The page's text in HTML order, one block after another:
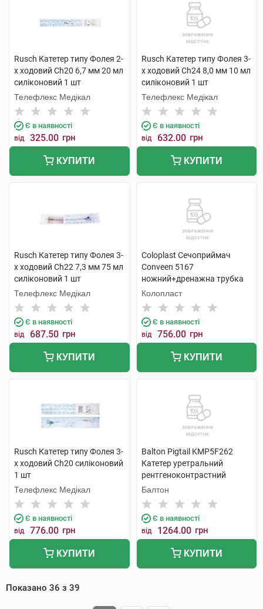
Rusch Катетер типу Фолея 2-
х ходовий Ch20 6,7 мм 20 мл
силіконовий 1 шт
Телефлекс Медікал
Є в наявності
від 325.00 грн
КУПИТИ
Rusch Катетер типу Фолея 3-
х ходовий Ch24 8,0 мм 10 мл
силіконовий 1 шт
Телефлекс Медікал
Є в наявності
від 632.00 грн
КУПИТИ
Rusch Катетер типу Фолея 3-
х ходовий Ch22 7,3 мм 75 мл
силіконовий 1 шт
Телефлекс Медікал
Є в наявності
від 687.50 грн
КУПИТИ
Coloplast Сечоприймач
Conveen 5167
ножний+дренажна трубка
50 см, 750 мл 10 шт
Колопласт
Є в наявності
від 756.00 грн
КУПИТИ
Rusch Катетер типу Фолея 3-
х ходовий Ch20 силіконовий
1 шт
Телефлекс Медікал
Є в наявності
від 776.00 грн
КУПИТИ
Balton Pigtail KMP5F262
Катетер уретральний
рентгеноконтрастний
подвійний 1 шт
Балтон
Є в наявності
від 1264.00 грн
КУПИТИ
Показано 36 з 39